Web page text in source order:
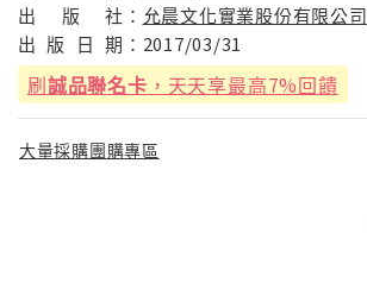
出
版 社： 允晨文化實業股份有限公司
出 版 日 期： 2017/03/31
刷誠品聯名卡 ，天天享最高7%回饋
大量採購團購專區